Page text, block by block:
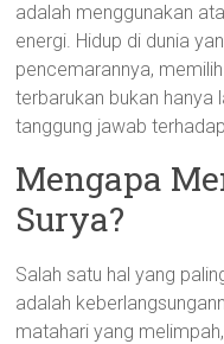
adalah menggunakan
energi. Hidup di dunia
pencemarannya,
terbarukan bukan hanya
tanggung jawab
Mengapa
Surya?
Salah satu hal yang
adalah
matahari yang